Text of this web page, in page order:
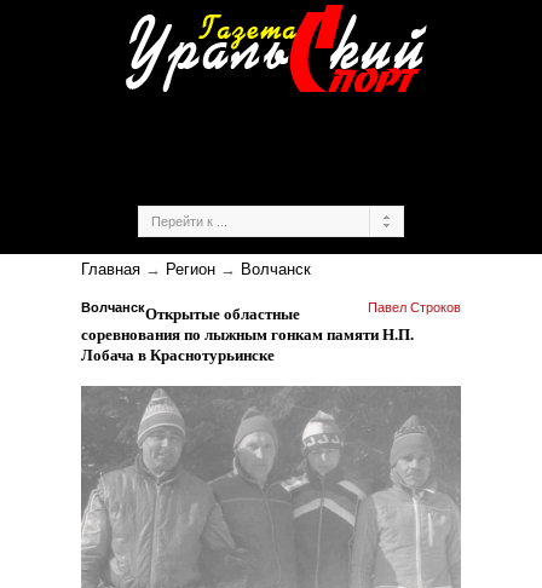
Главная → Регион → Волчанск
Волчанск Павел Строков
Открытые областные
соревнования по лыжным гонкам памяти Н.П.
Лобача в Краснотурьинске